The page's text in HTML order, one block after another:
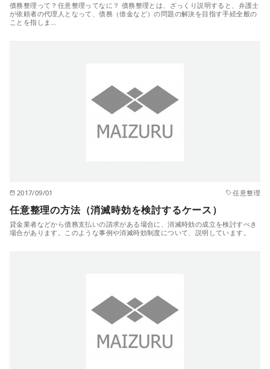
債務整理って？任意整理ってなに？ 債務整理とは、ざっくり説明すると、弁護士
が依頼者の代理人となって、債務（借金など）の問題の解決を目指す手続全般の
ことを指しま…
2017/09/01 任意整理
任意整理の方法（消滅時効を検討するケース）
貸金業者などから債務支払いの請求がある場合に、消滅時効の成立を検討すべき
場合があります。このような事例や消滅時効制度について、説明しています。